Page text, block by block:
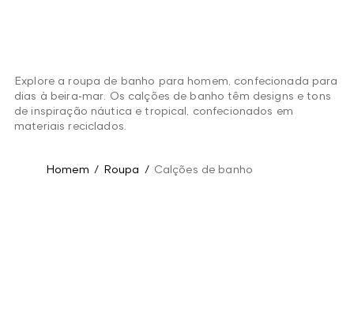
Explore a roupa de banho para homem, confecionada para
dias à beira-mar. Os calções de banho têm designs e tons
de inspiração náutica e tropical, confecionados em
materiais reciclados.
Homem / Roupa / Calções de banho